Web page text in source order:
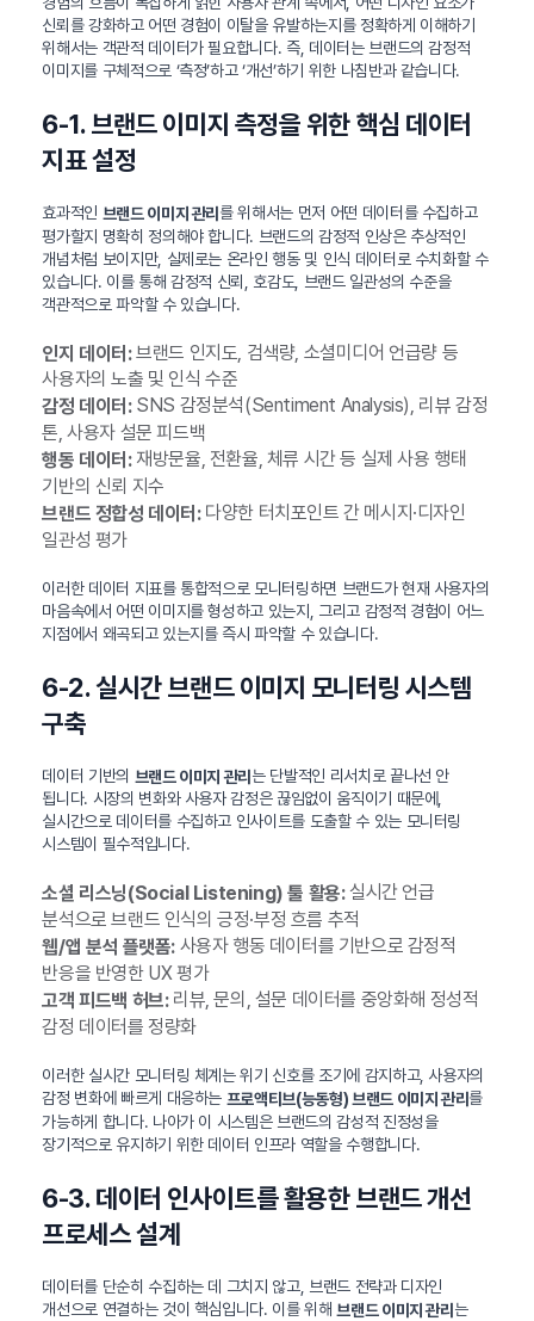
신뢰를 강화하고 어떤 경험이 이탈을 유발하는지를 정확하게 이해하기
위해서는 객관적 데이터가 필요합니다. 즉, 데이터는 브랜드의 감정적
이미지를 구체적으로 ‘측정’하고 ‘개선’하기 위한 나침반과 같습니다.
6-1. 브랜드 이미지 측정을 위한 핵심 데이터
지표 설정
효과적인 브랜드 이미지 관리 를 위해서는 먼저 어떤 데이터를 수집하고
평가할지 명확히 정의해야 합니다. 브랜드의 감정적 인상은 추상적인
개념처럼 보이지만, 실제로는 온라인 행동 및 인식 데이터로 수치화할 수
있습니다. 이를 통해 감정적 신뢰, 호감도, 브랜드 일관성의 수준을
객관적으로 파악할 수 있습니다.
인지 데이터:브랜드 인지도, 검색량, 소셜미디어 언급량 등
사용자의 노출 및 인식 수준
감정 데이터:SNS 감정분석(Sentiment Analysis), 리뷰 감정
톤, 사용자 설문 피드백
행동 데이터:재방문율, 전환율, 체류 시간 등 실제 사용 행태
기반의 신뢰 지수
브랜드 정합성 데이터:다양한 터치포인트 간 메시지·디자인
일관성 평가
이러한 데이터 지표를 통합적으로 모니터링하면 브랜드가 현재 사용자의
마음속에서 어떤 이미지를 형성하고 있는지, 그리고 감정적 경험이 어느
지점에서 왜곡되고 있는지를 즉시 파악할 수 있습니다.
6-2. 실시간 브랜드 이미지 모니터링 시스템
구축
데이터 기반의 브랜드 이미지 관리는 단발적인 리서치로 끝나선 안
됩니다. 시장의 변화와 사용자 감정은 끊임없이 움직이기 때문에,
실시간으로 데이터를 수집하고 인사이트를 도출할 수 있는 모니터링
시스템이 필수적입니다.
소셜 리스닝(Social Listening) 툴 활용:실시간 언급
분석으로 브랜드 인식의 긍정·부정 흐름 추적
웹/앱 분석 플랫폼:사용자 행동 데이터를 기반으로 감정적
반응을 반영한 UX 평가
고객 피드백 허브:리뷰, 문의, 설문 데이터를 중앙화해 정성적
감정 데이터를 정량화
이러한 실시간 모니터링 체계는 위기 신호를 조기에 감지하고, 사용자의
감정 변화에 빠르게 대응하는 프로액티브(능동형) 브랜드 이미지 관리를
가능하게 합니다. 나아가 이 시스템은 브랜드의 감성적 진정성을
장기적으로 유지하기 위한 데이터 인프라 역할을 수행합니다.
6-3. 데이터 인사이트를 활용한 브랜드 개선
프로세스 설계
데이터를 단순히 수집하는 데 그치지 않고, 브랜드 전략과 디자인
개선으로 연결하는 것이 핵심입니다. 이를 위해 브랜드 이미지 관리는